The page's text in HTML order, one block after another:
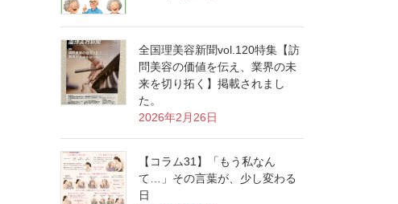
全国理美容新聞vol.120特集【訪
問美容の価値を伝え、業界の未
来を切り拓く】掲載されまし
た。
2026年2月26日
【コラム31】「もう私なん
て…」その言葉が、少し変わる
日